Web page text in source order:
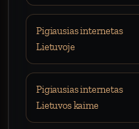
Pigiausias internetas
Lietuvoje
Pigiausias internetas
Lietuvos kaime